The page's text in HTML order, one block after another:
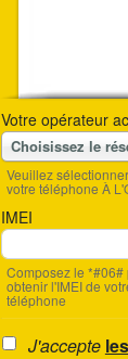
Votre opérateur
Choisissez le
Veuillez
votre téléphone À
IMEI
Composez le *#06#
obtenir l'IMEI de
téléphone
J'accepte